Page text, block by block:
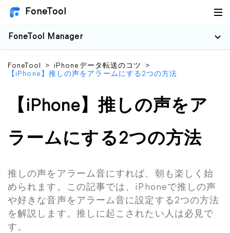
FoneTool
FoneTool Manager
FoneTool > iPhoneデータ転送のコツ
>
【iPhone】推しの声をアラームにする2つの方法
【iPhone】推しの声をア
ラームにする2つの方法
推しの声をアラーム音にすれば、朝も楽しく始
められます。この記事では、iPhoneで推しの声
や好きな音声をアラーム音に設定する2つの方法
を解説します。推しに起こされたい人は必見で
す。